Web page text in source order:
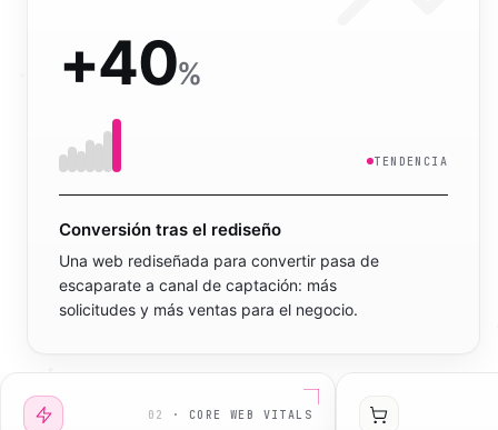
+40%
TENDENCIA
Conversión tras el rediseño
Una web rediseñada para convertir pasa de
escaparate a canal de captación: más
solicitudes y más ventas para el negocio.
02 · CORE WEB VITALS